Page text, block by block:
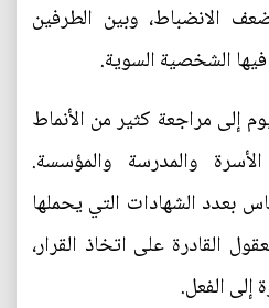
الانضباط، وبين الطرفين
الشخصية السوية.
إلى مراجعة كثير من الأنماط
والمدرسة والمؤسسة.
بعدد الشهادات التي يحملها
القادرة على اتخاذ القرار،
إلى الفعل.